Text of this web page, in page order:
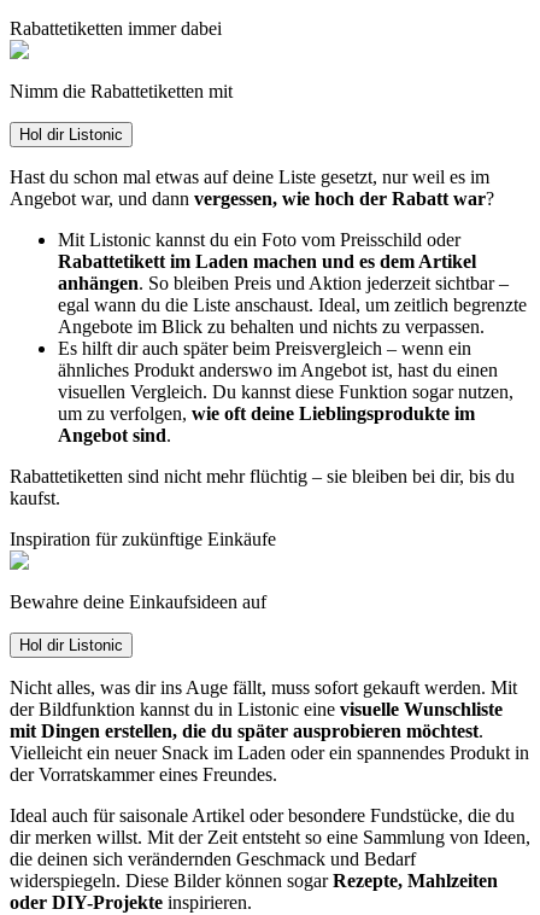
Rabattetiketten immer dabei
Nimm die Rabattetiketten mit
Hol dir Listonic
Hast du schon mal etwas auf deine Liste gesetzt, nur weil es im
Angebot war, und dann vergessen, wie hoch der Rabatt war?
Mit Listonic kannst du ein Foto vom Preisschild oder
Rabattetikett im Laden machen und es dem Artikel
anhängen. So bleiben Preis und Aktion jederzeit sichtbar –
egal wann du die Liste anschaust. Ideal, um zeitlich begrenzte
Angebote im Blick zu behalten und nichts zu verpassen.
Es hilft dir auch später beim Preisvergleich – wenn ein
ähnliches Produkt anderswo im Angebot ist, hast du einen
visuellen Vergleich. Du kannst diese Funktion sogar nutzen,
um zu verfolgen, wie oft deine Lieblingsprodukte im
Angebot sind.
Rabattetiketten sind nicht mehr flüchtig – sie bleiben bei dir, bis du
kaufst.
Inspiration für zukünftige Einkäufe
Bewahre deine Einkaufsideen auf
Hol dir Listonic
Nicht alles, was dir ins Auge fällt, muss sofort gekauft werden. Mit
der Bildfunktion kannst du in Listonic eine visuelle Wunschliste
mit Dingen erstellen, die du später ausprobieren möchtest.
Vielleicht ein neuer Snack im Laden oder ein spannendes Produkt in
der Vorratskammer eines Freundes.
Ideal auch für saisonale Artikel oder besondere Fundstücke, die du
dir merken willst. Mit der Zeit entsteht so eine Sammlung von Ideen,
die deinen sich verändernden Geschmack und Bedarf
widerspiegeln. Diese Bilder können sogarRezepte, Mahlzeiten
oder DIY-Projekte inspirieren.